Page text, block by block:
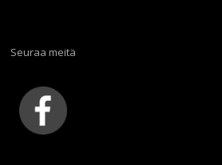
Seuraa meitä